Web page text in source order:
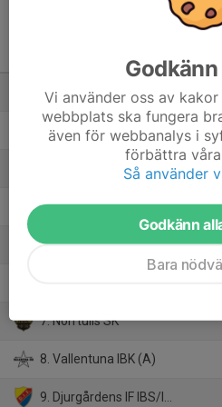
1. Täby FC (B)
2. Järfälla Bele IBK
3. Storvreta Ungdom IBK
4. Mariebergs SK
5. Täby FC (C)
7. Norrtulls SK
8. Vallentuna IBK (A)
9. Djurgårdens IF IBS/IBF Offensiv Lidingö
Vi använder oss av
webbplats ska fungera
även för webbanalys i
förbättra
Så använder
Godkänn
Bara